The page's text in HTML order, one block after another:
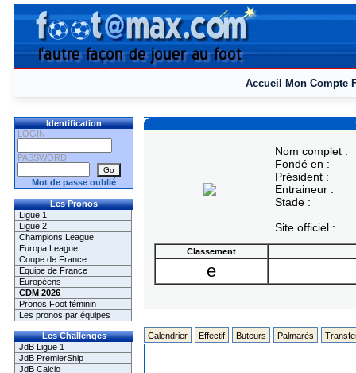
Accueil Mon Compte
Identification
LOGIN
PASSWORD
Mot de passe oublié
Les Pronos
Ligue 1
Ligue 2
Champions League
Europa League
Coupe de France
Equipe de France
Européens
CDM 2026
Pronos Foot féminin
Les pronos par équipes
Les Challenges
JdB Ligue 1
JdB PremierShip
JdB Calcio
Nom complet :
Fondé en :
Président :
Entraineur :
Stade :
Site officiel :
Classement
e
Calendrier Effectif Buteurs Palmarès